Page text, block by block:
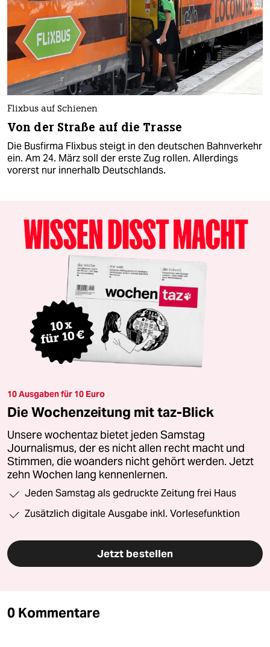
Flixbus auf Schienen
Von der Straße auf die Trasse
Die Busfirma Flixbus steigt in den deutschen Bahnverkehr
ein. Am 24. März soll der erste Zug rollen. Allerdings
vorerst nur innerhalb Deutschlands.
10 Ausgaben für 10 Euro
Die Wochenzeitung mit taz-Blick
Unsere wochentaz bietet jeden Samstag
Journalismus, der es nicht allen recht macht und
Stimmen, die woanders nicht gehört werden. Jetzt
zehn Wochen lang kennenlernen.
Jeden Samstag als gedruckte Zeitung frei Haus
Zusätzlich digitale Ausgabe inkl. Vorlesefunktion
Jetzt bestellen
0 Kommentare